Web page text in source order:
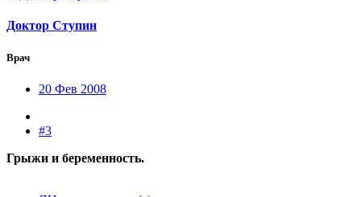
Доктор Ступин
Врач
20 Фев 2008
#3
Грыжи и беременность.